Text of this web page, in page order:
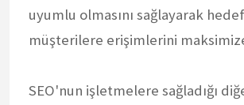
uyumlu olmasını sağlayarak
müşterilere erişimlerini
SEO'nun işletmelere sağladığı